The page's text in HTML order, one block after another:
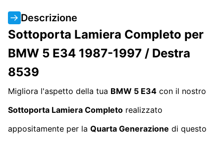
Descrizione
Sottoporta Lamiera Completo per
BMW 5 E34 1987-1997 / Destra
8539
Migliora l'aspetto della tua BMW 5 E34 con il nostro
Sottoporta Lamiera Completo realizzato
appositamente per la Quarta Generazione di questo